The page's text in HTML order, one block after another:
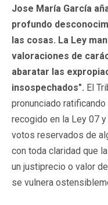
Jose María García
profundo
las cosas. La Ley
valoraciones de
abaratar las
insospechados". El
pronunciado
recogido en la Ley 07
votos reservados de
con toda claridad que
un justiprecio o valor
se vulnera